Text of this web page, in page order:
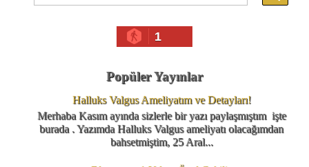
1
Popüler Yayınlar
Halluks Valgus Ameliyatım ve Detayları!
Merhaba Kasım ayında sizlerle bir yazı paylaşmıştım işte
burada . Yazımda Halluks Valgus ameliyatı olacağımdan
bahsetmiştim, 25 Aral...